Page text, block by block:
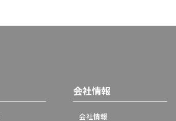
会社情報
会社情報